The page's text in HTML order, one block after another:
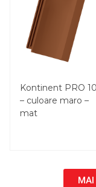
Kontinent PRO 10
– culoare maro –
mat
MAI